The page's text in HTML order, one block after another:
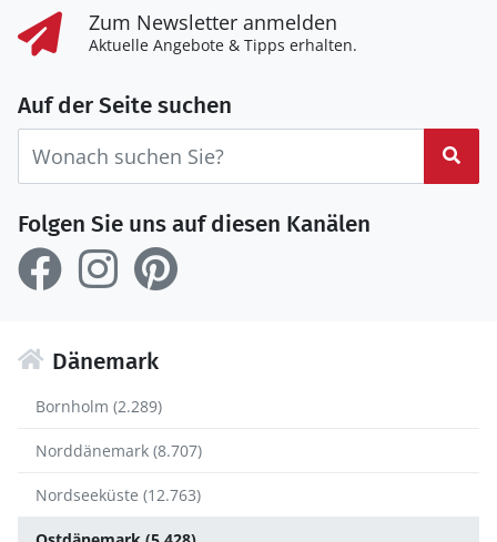
Zum Newsletter anmelden
Aktuelle Angebote & Tipps erhalten.
Auf der Seite suchen
Folgen Sie uns auf diesen Kanälen
Dänemark
Bornholm (2.289)
Norddänemark (8.707)
Nordseeküste (12.763)